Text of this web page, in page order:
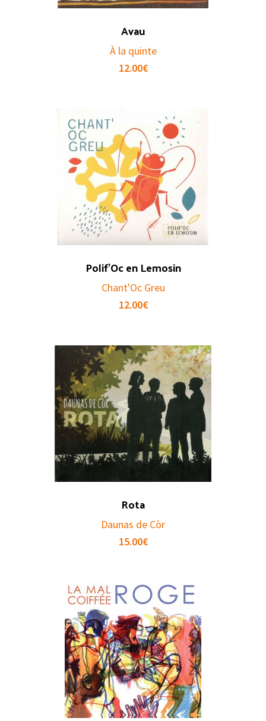
Avau
À la quinte
12.00€
Polif’Oc en Lemosin
Chant'Oc Greu
12.00€
Rota
Daunas de Còr
15.00€